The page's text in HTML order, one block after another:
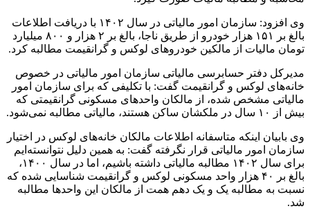
وی افزود: سازمان امور مالیاتی در سال ۱۴۰۲ با دریافت اطلاعات
بالغ بر ۱۵۱ هزار خودرو از طریق ناجا، بالغ بر ۲ هزار و ۸۰۰ میلیارد
تومان مالیات از مالکین خودروهای لوکس و گرانقیمت مطالبه کرد.
مدیرکل دفتر حسابرسی مالیاتی سازمان امور مالیاتی در خصوص
خانه‌های لوکس و گرانقیمت گفت: با تکلیفی که برای سازمان امور
مالیاتی مشخص شده، از مالکان واحدهای مسکونی گرانقیمتی که
بیش از ۱۰ سال در ملکشان ساکن هستند، مالیاتی مطالبه نمی‌شود.
وی بابیان اینکه متاسفانه اطلاعات مالکان خانه‌های لوکس در اختیار
سازمان امور مالیاتی قرار نگرفته گفت: به همین دلیل نتوانسته‌ایم
برای سال ۱۴۰۲ مطالبه مالیاتی داشته باشیم، اما در سال ۱۴۰۰،
بالغ بر ۴۰ هزار واحد مسکونی لوکس و گرانقیمت شناسایی شده که
نسبت به مطالبه یک و یک دهم همت از مالکان این واحدها مطالبه
شد.